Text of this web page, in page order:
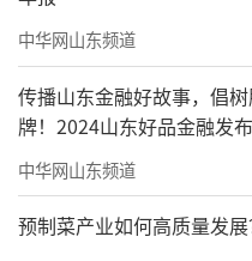
中华网山东频道
传播山东金融好故事，倡
牌！2024山东好品金融发
中华网山东频道
预制菜产业如何高质量发